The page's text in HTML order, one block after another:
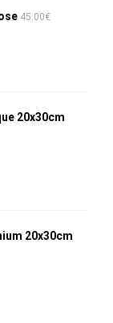
45.00€
20x30cm
20x30cm